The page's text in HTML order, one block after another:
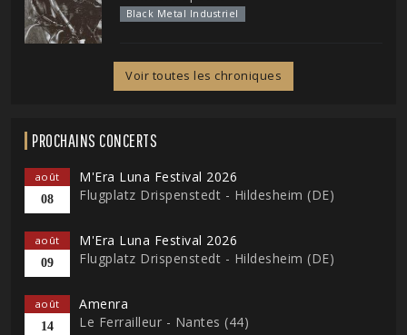
Black Metal Industriel
Voir toutes les chroniques
PROCHAINS CONCERTS
août
08
M'Era Luna Festival 2026
Flugplatz Drispenstedt - Hildesheim (DE)
août
09
M'Era Luna Festival 2026
Flugplatz Drispenstedt - Hildesheim (DE)
août
14
Amenra
Le Ferrailleur - Nantes (44)